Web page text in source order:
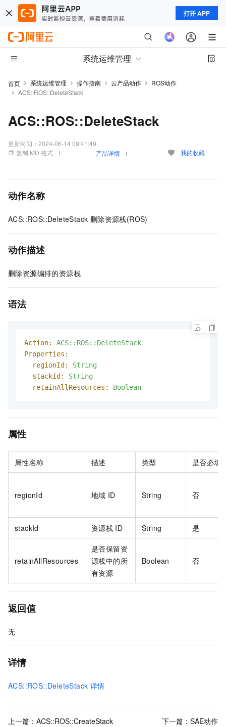
打开 APP
系统运维管理
首页 系统运维管理 操作指南 云产品动作
ROS动作
ACS::ROS::DeleteStack
ACS::ROS::DeleteStack
更新时间： 2024-06-14 09:41:49
复制 MD 格式
产品详情 我的收藏
动作名称
ACS::ROS::DeleteStack 删除资源栈(ROS)
动作描述
删除资源编排的资源栈
语法
Action:
ACS::ROS::DeleteStack
Properties:
regionId:
String
stackId:
String
retainAllResources:
Boolean
属性
属性名称 描述 类型 是否必填
regionId 地域 ID String 否
stackId 资源栈 ID String 是
retainAllResources
是否保留资
源栈中的所
有资源
Boolean 否
返回值
无
详情
ACS::ROS::DeleteStack 详情
上一篇： ACS::ROS::CreateStack 下一篇： SAE动作